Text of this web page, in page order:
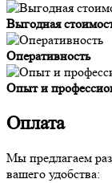
Выгодная
Оперативность
Опыт и
Оплата
Мы предлагаем
вашего удобства: